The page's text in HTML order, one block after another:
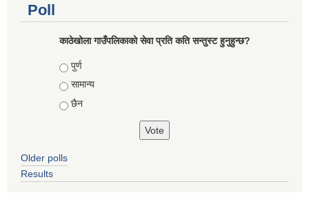
Poll
काठेखोला गाउँपलिकाको सेवा प्रति कति सन्तुस्ट हुनुहुन्छ?
Choices
पुर्ण
सामान्य
छैन
Older polls
Results